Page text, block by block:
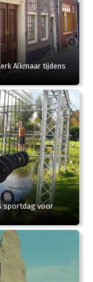
Alkmaar tijdens
sportdag voor